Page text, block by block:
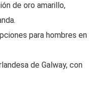
de oro amarillo,
para hombres en
de Galway, con